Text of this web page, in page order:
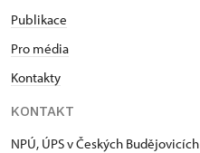
Publikace
Pro média
Kontakty
KONTAKT
NPÚ, ÚPS v Českých Budějovicích